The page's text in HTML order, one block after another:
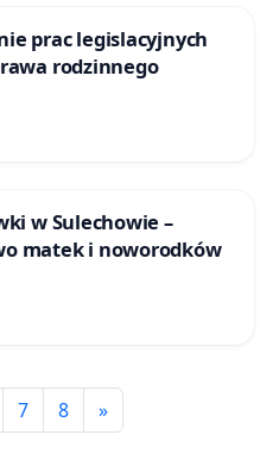
niezależnych i
rozwiązać problem
wyczynów pedagogów.
do pracy na
łapówkarstwo
w zawodzie
prac legislacyjnych
rodzinnego
w Sulechowie –
matek i noworodków
7 8 »